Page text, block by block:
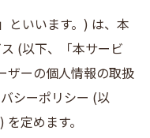
といいます。) は、本
(以下、「本サービ
ザーの個人情報の取扱
シーポリシー (以
定めます。